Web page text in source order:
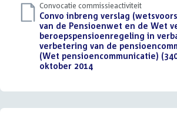
Convocatie commissieactiviteit
Download
bestand:
Convo inbreng verslag
van de Pensioenwet en de Wet
beroepspensioenregeling in
verbetering van de
(Wet pensioencommunicatie)
oktober 2014(PDF)